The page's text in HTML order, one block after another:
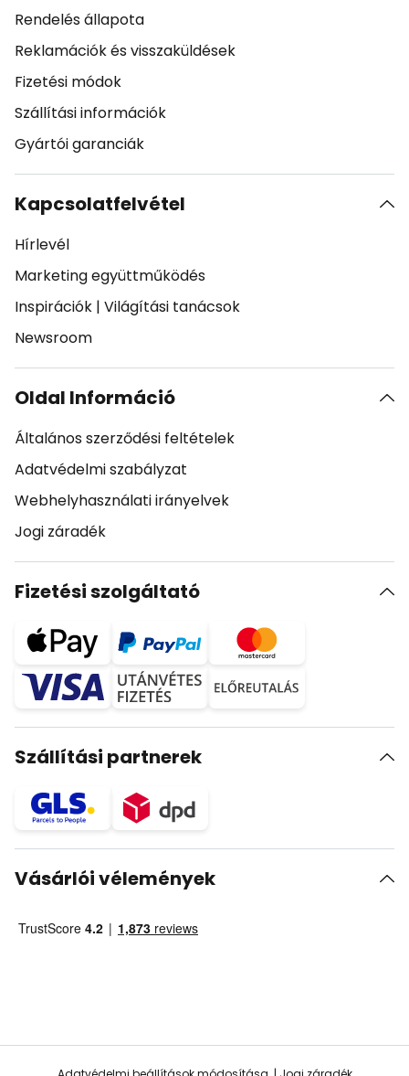
Rendelés állapota
Reklamációk és visszaküldések
Fizetési módok
Szállítási információk
Gyártói garanciák
Kapcsolatfelvétel
Hírlevél
Marketing együttműködés
Inspirációk | Világítási tanácsok
Newsroom
Oldal Információ
Általános szerződési feltételek
Adatvédelmi szabályzat
Webhelyhasználati irányelvek
Jogi záradék
Fizetési szolgáltató
Szállítási partnerek
Vásárlói vélemények